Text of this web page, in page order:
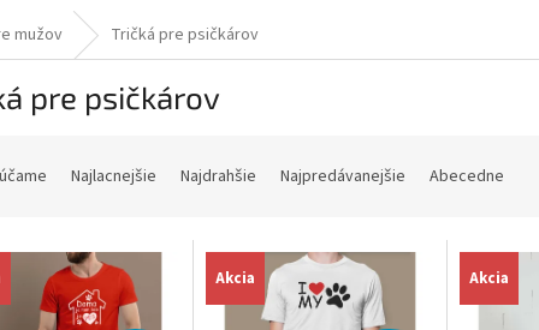
mužov Tričká pre psičkárov
pre psičkárov
Najlacnejšie Najdrahšie Najpredávanejšie Abecedne
Akcia Akcia